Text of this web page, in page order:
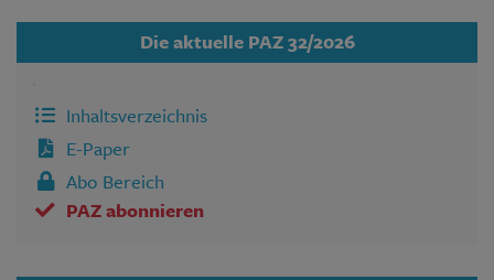
Die aktuelle PAZ 32/2026
Inhaltsverzeichnis
E-Paper
Abo Bereich
PAZ abonnieren